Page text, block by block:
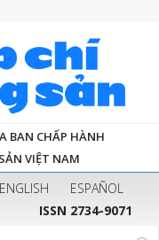
BAN CHẤP HÀNH
VIỆT NAM
ENGLISH
ESPAÑOL
ISSN 2734-9071